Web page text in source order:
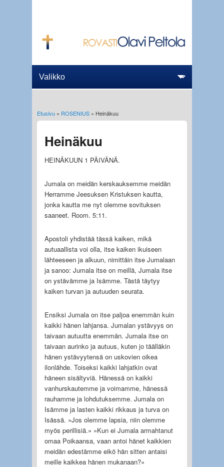
Olet täällä
Etusivu» ROSENIUS» Heinäkuu
Heinäkuu
HEINÄKUUN 1 PÄIVÄNÄ.
Jumala on meidän kerskauksemme meidän
Herramme Jeesuksen Kristuksen kautta,
jonka kautta me nyt olemme sovituksen
saaneet. Room. 5:11.
Apostoli yhdistää tässä kaiken, mikä
autuaallista voi olla, itse kaiken ikuiseen
lähteeseen ja alkuun, nimittäin itse Jumalaan
ja sanoo: Jumala itse on meillä, Jumala itse
on ystävämme ja Isämme. Tästä täytyy
kaiken turvan ja autuuden seurata.
Ensiksi Jumala on itse paljoa enemmän kuin
kaikki hänen lahjansa. Jumalan ystävyys on
taivaan autuutta enemmän. Jumala itse on
taivaan aurinko ja autuus, kuten jo täälläkin
hänen ystävyytensä on uskovien oikea
ilonlähde. Toiseksi kaikki lahjatkin ovat
häneen sisältyviä. Hänessä on kaikki
vanhurskautemme ja voimamme, hänessä
rauhamme ja lohdutuksemme. Jumala on
Isämme ja lasten kaikki rikkaus ja turva on
Isässä. »Jos olemme lapsia, niin olemme
myös perillisiä.» »Kun ei Jumala armahtanut
omaa Poikaansa, vaan antoi hänet kaikkien
meidän edestämme eikö hän sitten antaisi
meille kaikkea hänen mukanaan?»